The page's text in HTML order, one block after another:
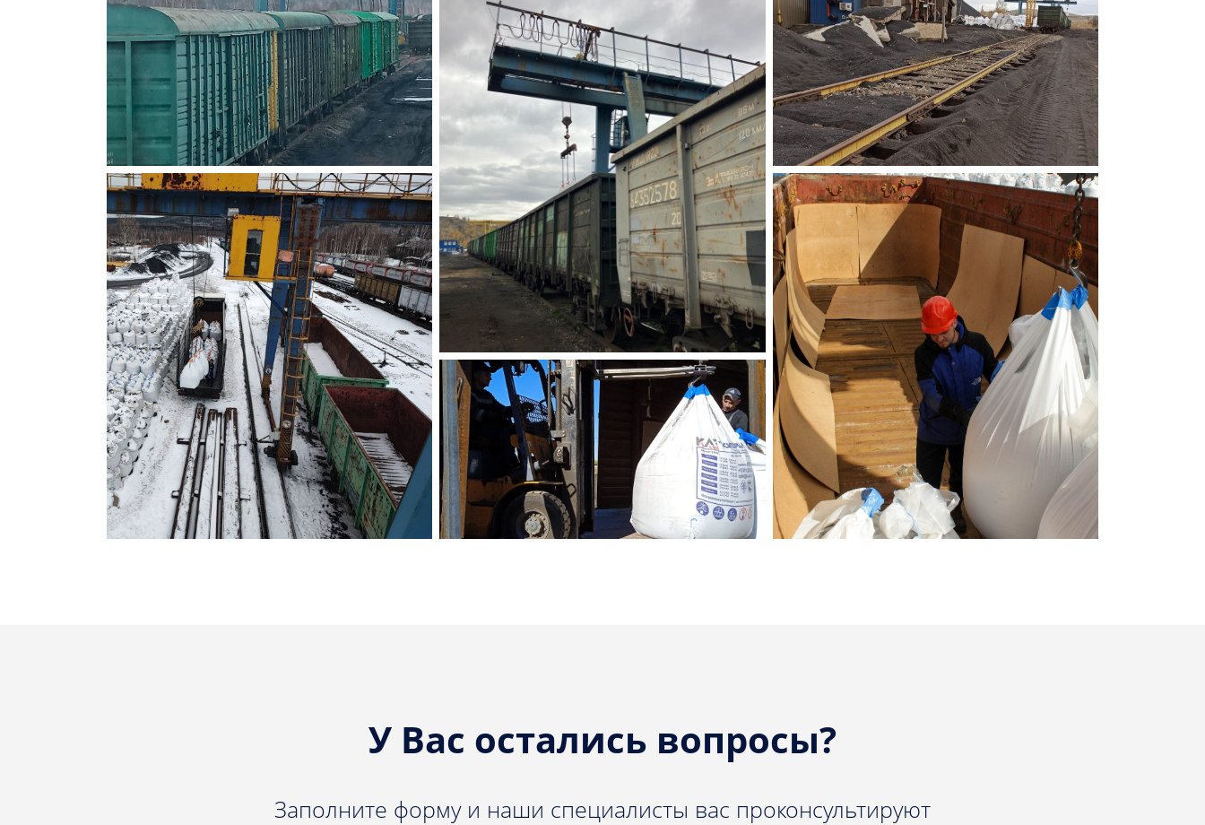
КРЫТЫЕ ВАГОНЫ
Погрузка-выгрузка крытых
вагонов
ЖД ТУПИК НА 10
ВАГОНОВ
Погрузо-разгрузочные
фронты на 8-10 условных
вагонов
МЕХАНИЗМЫ НА
ГРУЗОВОМ ДВОРЕ
2 козловых крана,
грузоподъемность 12,5 тонн
ВЫГРУЗКА ВИЛОЧНЫМ
ПОГРУЗЧИКОМ
У Вас остались вопросы?
Заполните форму и наши специалисты вас проконсультируют